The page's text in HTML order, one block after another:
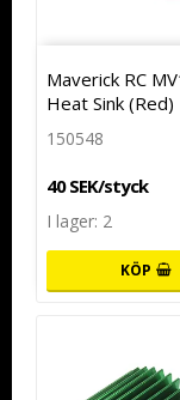
Maverick RC
Heat Sink (Red)
150548
40 SEK/styck
I lager: 2
KÖP